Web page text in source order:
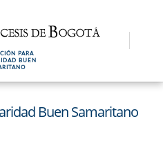
PARA
BUEN
Buen Samaritano